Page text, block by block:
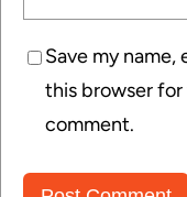
Save my name,
this browser
comment.